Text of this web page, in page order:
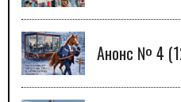
Анонс № 4